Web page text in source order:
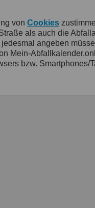
von Cookies
als auch die
angeben
Mein-
bzw. Smartphones/